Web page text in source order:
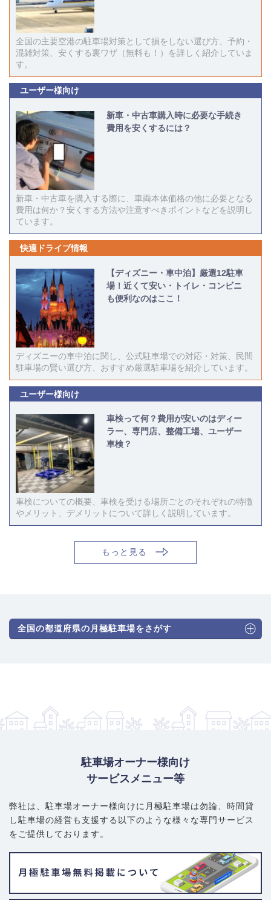
全国の主要空港の駐車場対策として損をしない選び方、予約・
混雑対策、安くする裏ワザ（無料も！）を詳しく紹介していま
す。
ユーザー様向け
新車・中古車購入時に必要な手続き
費用を安くするには？
新車・中古車を購入する際に、車両本体価格の他に必要となる
費用は何か？安くする方法や注意すべきポイントなどを説明し
ています。
快適ドライブ情報
【ディズニー・車中泊】厳選12駐車
場！近くて安い・トイレ・コンビニ
も便利なのはここ！
ディズニーの車中泊に関し、公式駐車場での対応・対策、民間
駐車場の賢い選び方、おすすめ厳選駐車場を紹介しています。
ユーザー様向け
車検って何？費用が安いのはディー
ラー、専門店、整備工場、ユーザー
車検？
車検についての概要、車検を受ける場所ごとのそれぞれの特徴
やメリット、デメリットについて詳しく説明しています。
もっと見る
全国の都道府県の月極駐車場をさがす
駐車場オーナー様向け
サービスメニュー等
弊社は、駐車場オーナー様向けに月極駐車場は勿論、 時間貸
し駐車場の経営も支援する以下のような様々な専門サービス
をご提供しております。